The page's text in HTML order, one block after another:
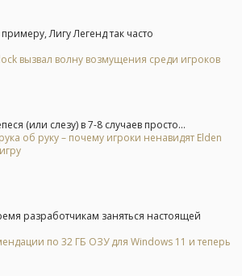
Лигу Легенд так часто
вызвал волну возмущения среди игроков
(или слезу) в 7-8 случаев просто...
об руку – почему игроки ненавидят Elden
разработчикам заняться настоящей
по 32 ГБ ОЗУ для Windows 11 и теперь